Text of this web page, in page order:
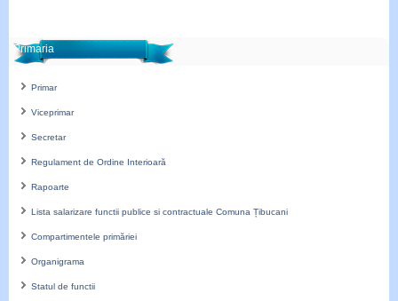
Primaria
Primar
Viceprimar
Secretar
Regulament de Ordine Interioară
Rapoarte
Lista salarizare functii publice si contractuale Comuna Țibucani
Compartimentele primăriei
Organigrama
Statul de functii